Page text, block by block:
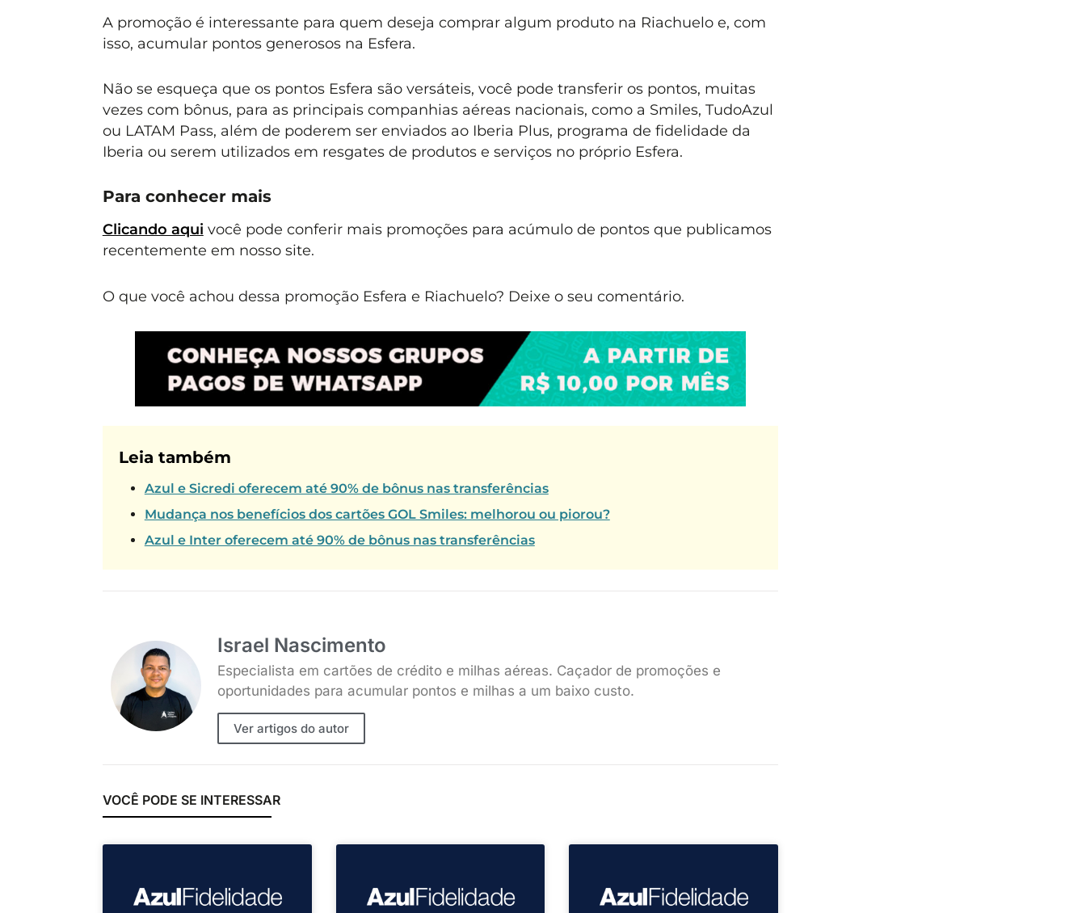
A promoção é interessante para quem deseja comprar algum produto na Riachuelo e, com
isso, acumular pontos generosos na Esfera.
Não se esqueça que os pontos Esfera são versáteis, você pode transferir os pontos, muitas
vezes com bônus, para as principais companhias aéreas nacionais, como a Smiles, TudoAzul
ou LATAM Pass, além de poderem ser enviados ao Iberia Plus, programa de fidelidade da
Iberia ou serem utilizados em resgates de produtos e serviços no próprio Esfera.
Para conhecer mais
Clicando aqui você pode conferir mais promoções para acúmulo de pontos que publicamos
recentemente em nosso site.
O que você achou dessa promoção Esfera e Riachuelo? Deixe o seu comentário.
Leia também
Azul e Sicredi oferecem até 90% de bônus nas transferências
Mudança nos benefícios dos cartões GOL Smiles: melhorou ou piorou?
Azul e Inter oferecem até 90% de bônus nas transferências
Israel Nascimento
Especialista em cartões de crédito e milhas aéreas. Caçador de promoções e
oportunidades para acumular pontos e milhas a um baixo custo.
Ver artigos do autor
VOCÊ PODE SE INTERESSAR